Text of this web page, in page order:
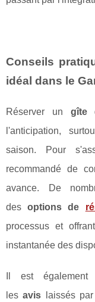
Conseils
idéal dans le
Réserver un gîte
l'anticipation,
saison. Pour
recommandé de
avance. De
desoptions de
processus et
instantanée des
Il est
lesavis laissés